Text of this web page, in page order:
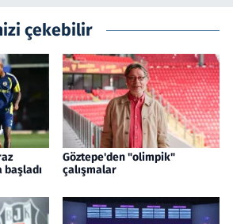
çekebilir
başladı
Göztepe'den "olimpik"
çalışmalar